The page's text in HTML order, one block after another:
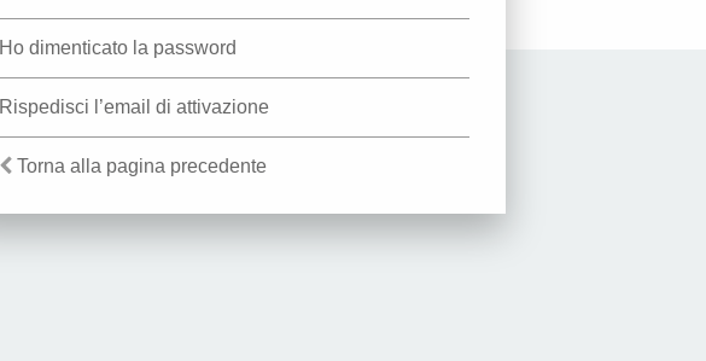
Ho dimenticato la password
Rispedisci l’email di attivazione
Torna alla pagina precedente